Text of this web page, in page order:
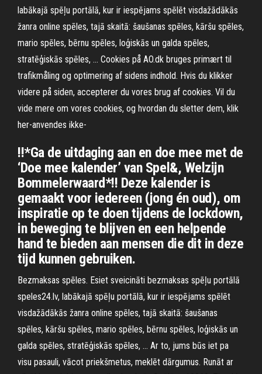
labākajā spēļu portālā, kur ir iespējams spēlēt visdažādākās
žanra online spēles, tajā skaitā: šaušanas spēles, kāršu spēles,
mario spēles, bērnu spēles, loģiskās un galda spēles,
stratēģiskās spēles, … Cookies på AO.dk bruges primært til
trafikmåling og optimering af sidens indhold. Hvis du klikker
videre på siden, accepterer du vores brug af cookies. Vil du
vide mere om vores cookies, og hvordan du sletter dem, klik
her-anvendes ikke-
!!*Ga de uitdaging aan en doe mee met de
‘Doe mee kalender’ van Spel&, Welzijn
Bommelerwaard*!! Deze kalender is
gemaakt voor iedereen (jong én oud), om
inspiratie op te doen tijdens de lockdown,
in beweging te blijven en een helpende
hand te bieden aan mensen die dit in deze
tijd kunnen gebruiken.
Bezmaksas spēles. Esiet sveicināti bezmaksas spēļu portālā
speles24.lv, labākajā spēļu portālā, kur ir iespējams spēlēt
visdažādākās žanra online spēles, tajā skaitā: šaušanas
spēles, kāršu spēles, mario spēles, bērnu spēles, loģiskās un
galda spēles, stratēģiskās spēles, … Ar to, jums būs iet pa
visu pasauli, vācot priekšmetus, meklēt dārgumus. Runāt ar